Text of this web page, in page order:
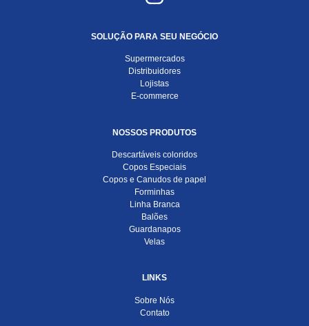
SOLUÇÃO PARA SEU NEGÓCIO
Supermercados
Distribuidores
Lojistas
E-commerce
NOSSOS PRODUTOS
Descartáveis coloridos
Copos Especiais
Copos e Canudos de papel
Forminhas
Linha Branca
Balões
Guardanapos
Velas
LINKS
Sobre Nós
Contato